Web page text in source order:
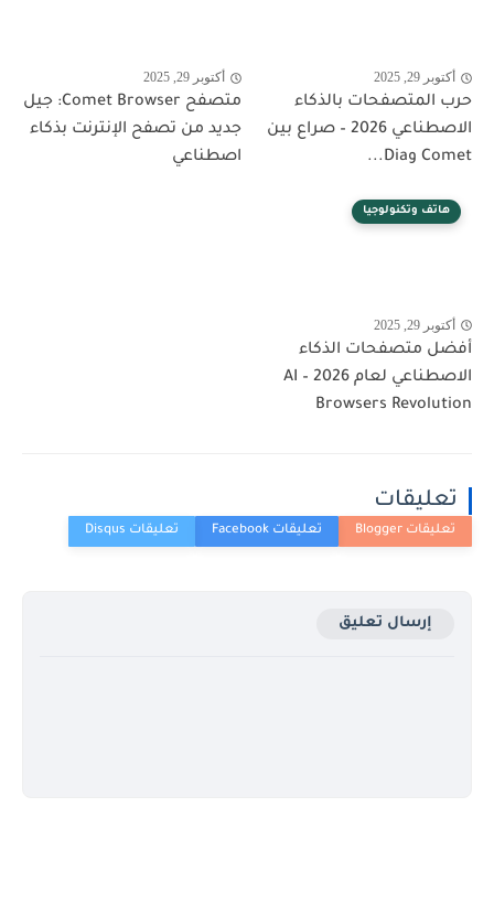
أكتوبر 29, 2025
حرب المتصفحات بالذكاء
الاصطناعي 2026 – صراع بين
Comet وDia...
أكتوبر 29, 2025
متصفح Comet Browser: جيل
جديد من تصفح الإنترنت بذكاء
اصطناعي
هاتف وتكنولوجيا
أكتوبر 29, 2025
أفضل متصفحات الذكاء
الاصطناعي لعام 2026 – AI
Browsers Revolution
تعليقات
إرسال تعليق